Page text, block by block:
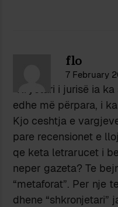
flo
7 February
“Kryetari i jurisë ia
edhe më përpara, i
Kjo ceshtja e
pare recensionet e
qe keta letrarucet i
neper gazeta? Te
“metaforat”. Per nje
dhene “shkronjetari”